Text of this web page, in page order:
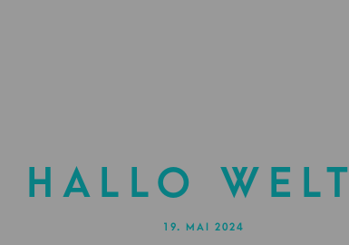
Hallo
19. MAI 2024